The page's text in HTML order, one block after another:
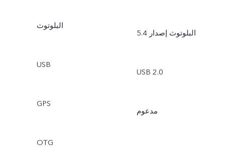
البلوتوث
البلوتوث إصدار 5.4
USB
USB 2.0
GPS
مدعوم
OTG